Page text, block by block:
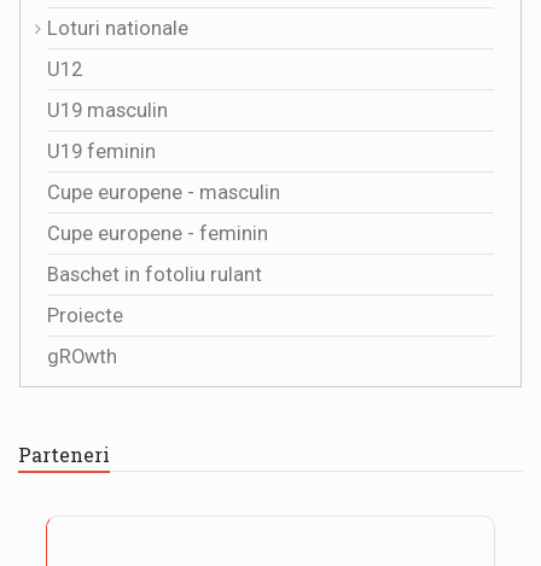
Loturi nationale
U12
U19 masculin
U19 feminin
Cupe europene - masculin
Cupe europene - feminin
Baschet in fotoliu rulant
Proiecte
gROwth
Parteneri